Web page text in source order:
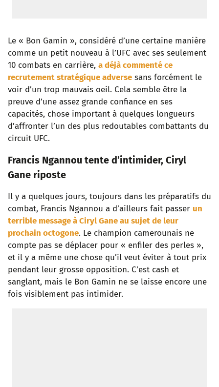
Le « Bon Gamin », considéré d’une certaine manière
comme un petit nouveau à l’UFC avec ses seulement
10 combats en carrière, a déjà commenté ce
recrutement stratégique adverse sans forcément le
voir d’un trop mauvais oeil. Cela semble être la
preuve d’une assez grande confiance en ses
capacités, chose important à quelques longueurs
d’affronter l’un des plus redoutables combattants du
circuit UFC.
Francis Ngannou tente d’intimider, Ciryl
Gane riposte
Il y a quelques jours, toujours dans les préparatifs du
combat, Francis Ngannou a d’ailleurs fait passer un
terrible message à Ciryl Gane au sujet de leur
prochain octogone. Le champion camerounais ne
compte pas se déplacer pour « enfiler des perles »,
et il y a même une chose qu’il veut éviter à tout prix
pendant leur grosse opposition. C’est cash et
sanglant, mais le Bon Gamin ne se laisse encore une
fois visiblement pas intimider.